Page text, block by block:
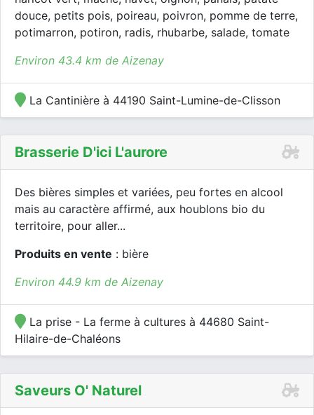
douce, petits pois, poireau, poivron, pomme de terre,
potimarron, potiron, radis, rhubarbe, salade, tomate
Environ 43.4 km de Aizenay
La Cantinière à 44190 Saint-Lumine-de-Clisson
Brasserie D'ici L'aurore
Des bières simples et variées, peu fortes en alcool
mais au caractère affirmé, aux houblons bio du
territoire, pour aller...
Produits en vente : bière
Environ 44.9 km de Aizenay
La prise - La ferme à cultures à 44680 Saint-
Hilaire-de-Chaléons
Saveurs O' Naturel